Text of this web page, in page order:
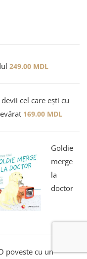
249.00 MDL
devii cel care ești cu
169.00 MDL
Goldie
merge
la
doctor
poveste cu un